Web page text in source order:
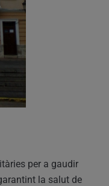
per a gaudir
la salut de